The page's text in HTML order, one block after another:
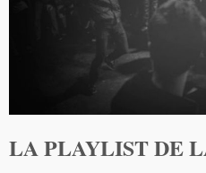
LA PLAYLIST DE